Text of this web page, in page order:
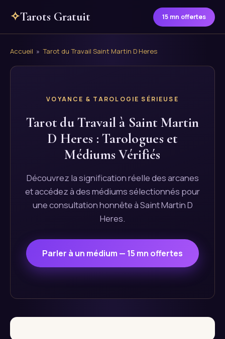
✧Tarots Gratuit 15 mn offertes
Accueil » Tarot du Travail Saint Martin D Heres
VOYANCE & TAROLOGIE SÉRIEUSE
Tarot du Travail à Saint Martin
D Heres : Tarologues et
Médiums Vérifiés
Découvrez la signification réelle des arcanes
et accédez à des médiums sélectionnés pour
une consultation honnête à Saint Martin D
Heres.
Parler à un médium — 15 mn offertes